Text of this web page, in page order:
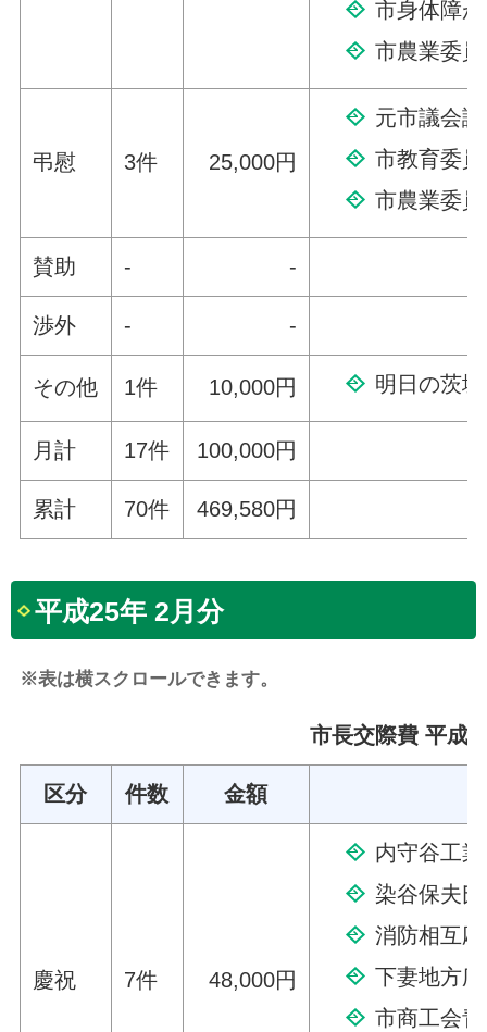
市身体障
市農業委
弔慰 3件 25,000円
元市議会
市教育委
市農業委
賛助 - -
渉外 - -
その他 1件 10,000円 明日の茨
月計 17件 100,000円
累計 70件 469,580円
平成25年 2月分
※表は横スクロールできます。
市長交際費 平成
区分 件数 金額
慶祝 7件 48,000円
内守谷工
染谷保夫
消防相互
下妻地方
市商工会